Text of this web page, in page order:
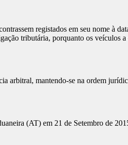
registados em seu nome à
tributária, porquanto os veículos a
arbitral, mantendo-se na ordem
(AT) em 21 de Setembro de